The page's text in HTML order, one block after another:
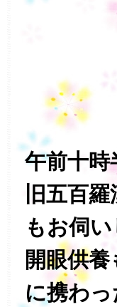
午前十時
旧五百
もお伺
開眼供
に携わ